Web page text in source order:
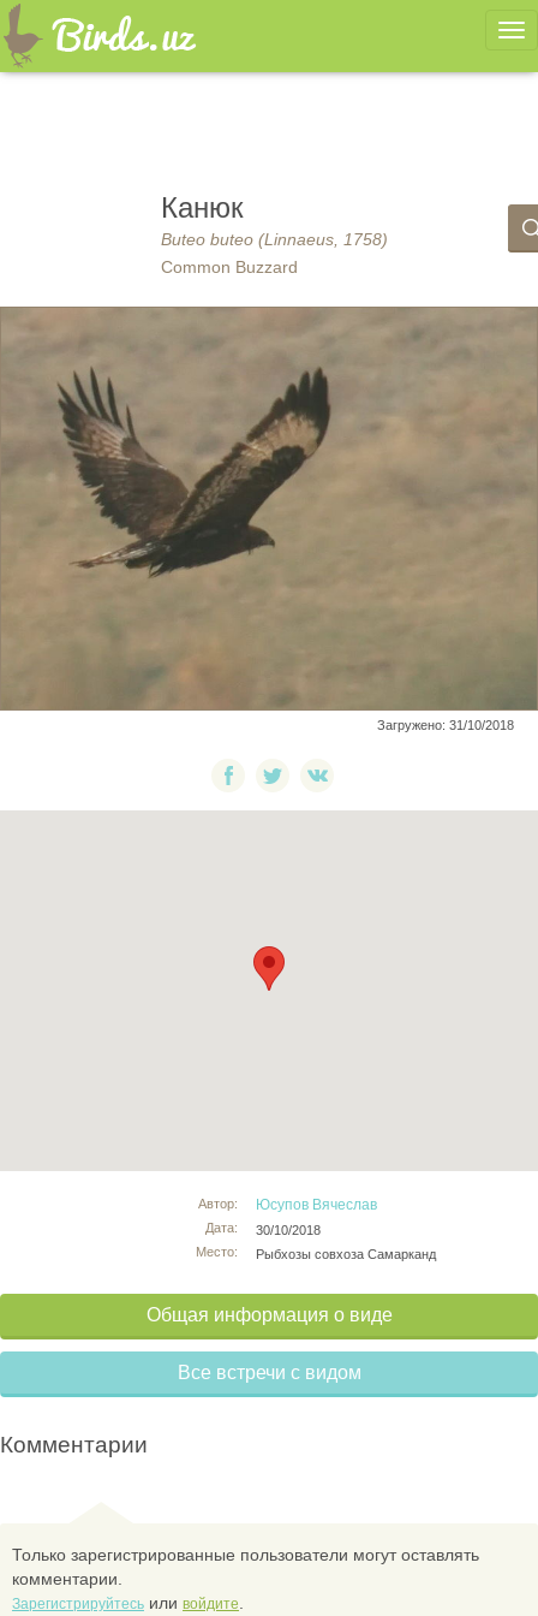
Канюк
Buteo buteo (Linnaeus, 1758)
Common Buzzard
Загружено: 31/10/2018
Автор:
Дата:
Место:
Юсупов Вячеслав
30/10/2018
Рыбхозы совхоза Самарканд
Общая информация о виде
Все встречи с видом
Комментарии
Только зарегистрированные пользователи могут оставлять
комментарии.
Зарегистрируйтесь или войдите